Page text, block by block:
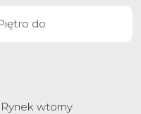
Rynek wtorny